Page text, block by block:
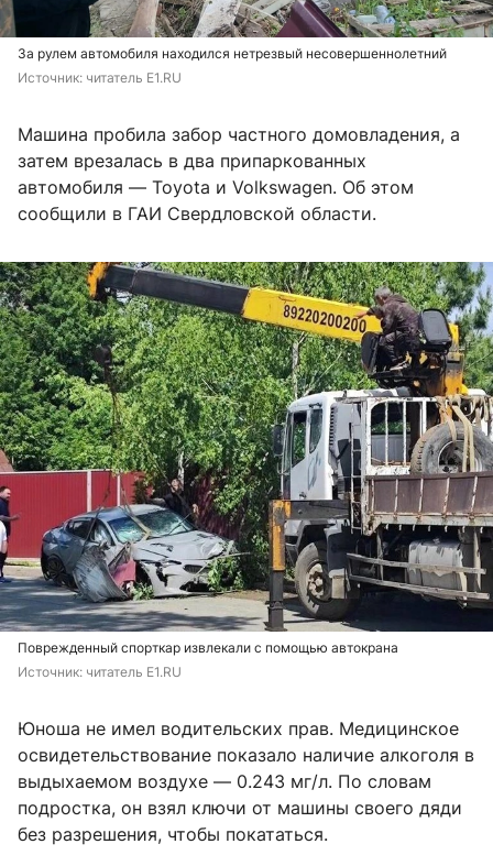
За рулем автомобиля находился нетрезвый несовершеннолетний
Источник: читатель E1.RU
Машина пробила забор частного домовладения, а
затем врезалась в два припаркованных
автомобиля — Toyota и Volkswagen. Об этом
сообщили в ГАИ Свердловской области.
Поврежденный спорткар извлекали с помощью автокрана
Источник: читатель E1.RU
Юноша не имел водительских прав. Медицинское
освидетельствование показало наличие алкоголя в
выдыхаемом воздухе — 0.243 мг/л. По словам
подростка, он взял ключи от машины своего дяди
без разрешения, чтобы покататься.